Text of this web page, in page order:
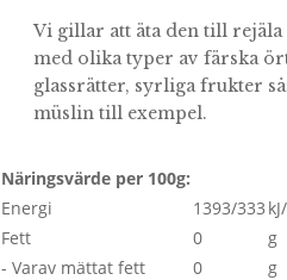
Vi gillar att äta den till
med olika typer av färska
glassrätter, syrliga frukter
müslin till exempel.
Näringsvärde per 100g:
Energi
1393/333
Fett
0
g
- Varav mättat fett
0
g